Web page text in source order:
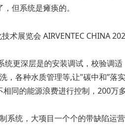
但系统是瘫痪的。
更深层是的安装调试，校验调
各种水质管理等,让"碳中和”落
同的能源浪费进行控制，200万
统，大项目一个个的带缺陷运